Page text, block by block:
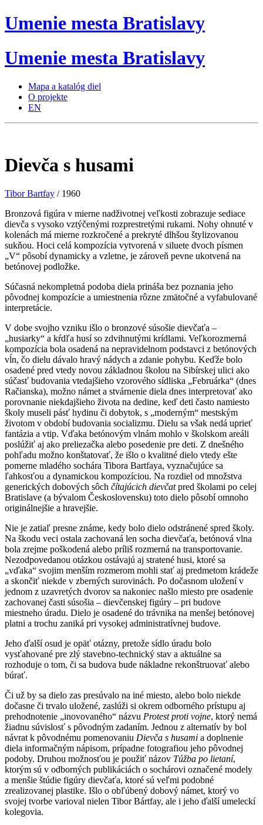
Umenie mesta Bratislavy
Umenie mesta Bratislavy
Mapa a katalóg diel
O projekte
EN
Dievča s husami
Tibor Bartfay / 1960
Bronzová figúra v mierne nadživotnej veľkosti zobrazuje sediace
dievča s vysoko vztýčenými rozprestretými rukami. Nohy ohnuté v
kolenách má mierne rozkročené a prekryté dlhšou štylizovanou
sukňou. Hoci celá kompozícia vytvorená v siluete dvoch písmen
„V“ pôsobí dynamicky a vzletne, je zároveň pevne ukotvená na
betónovej podložke.
Súčasná nekompletná podoba diela prináša bez poznania jeho
pôvodnej kompozície a umiestnenia rôzne zmätočné a vyfabulované
interpretácie.
V dobe svojho vzniku išlo o bronzové súsošie dievčaťa –
„husiarky“ a kŕdľa husí so zdvihnutými krídlami. Veľkorozmerná
kompozícia bola osadená na nepravidelnom podstavci z betónových
vĺn, čo dielu dávalo hravý nádych a zdanie pohybu. Keďže bolo
osadené pred vtedy novou základnou školou na Sibírskej ulici ako
súčasť budovania vtedajšieho vzorového sídliska „Februárka“ (dnes
Račianska), možno námet a stvárnenie diela dnes interpretovať ako
porovnanie niekdajšieho života na dedine, keď deti často namiesto
školy museli pásť hydinu či dobytok, s „moderným“ mestským
životom v období budovania socializmu. Dielu sa však nedá uprieť
fantázia a vtip. Vďaka betónovým vlnám mohlo v školskom areáli
poslúžiť aj ako preliezačka alebo posedenie pre deti. Z dnešného
pohľadu možno konštatovať, že išlo o kvalitné dielo vtedy ešte
pomerne mladého sochára Tibora Bartfaya, vyznačujúce sa
ľahkosťou a dynamickou kompozíciou. Na rozdiel od množstva
generických dobových sôch čítajúcich dievčatpred školami po celej
Bratislave (a bývalom Československu) toto dielo pôsobí omnoho
originálnejšie a hravejšie.
Nie je zatiaľ presne známe, kedy bolo dielo odstránené spred školy.
Na škodu veci ostala zachovaná len socha dievčaťa, betónová vlna
bola zrejme poškodená alebo príliš rozmerná na transportovanie.
Nezodpovedanou otázkou ostávajú aj stratené husi, ktoré sa
„vďaka“ svojim menším rozmerom mohli stať aj predmetom krádeže
a skončiť niekde v zberných surovinách. Po dočasnom uložení v
jednom z uzavretých dvorov sa nakoniec našlo miesto pre osadenie
zachovanej časti súsošia – dievčenskej figúry – pri budove
miestneho úradu. Dielo je osadené do trávnika na menšej betónovej
platni a trochu zaniká pri vysokej administratívnej budove.
Jeho ďalší osud je opäť otázny, pretože sídlo úradu bolo
vysťahované pre zlý stavebno-technický stav a aktuálne sa
rozhoduje o tom, či sa budova bude nákladne rekonštruovať alebo
búrať.
Či už by sa dielo zas presúvalo na iné miesto, alebo bolo niekde
dočasne či trvalo uložené, zaslúži si okrem odborného prístupu aj
prehodnotenie „inovovaného“ názvu Protest proti vojne, ktorý nemá
žiadnu súvislosť s pôvodným zadaním. Jednou z alternatív by bol
návrat k pôvodnému pomenovaniu Dievča s husami a doplnenie
diela informačným nápisom, prípadne fotografiou jeho pôvodnej
podoby. Druhou možnosťou je použiť názov Túžba po lietaní,
ktorým sú v odborných publikáciách o sochárovi označené modely
a menšie štúdie figúry dievčaťa, ktoré sú veľmi podobné
zrealizovanej plastike. Išlo o obľúbený dobový námet, ktorý vo
svojej tvorbe varioval nielen Tibor Bártfay, ale i jeho ďalší umeleckí
kolegovia.